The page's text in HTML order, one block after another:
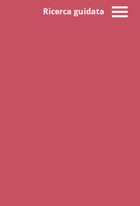
Ricerca guidata